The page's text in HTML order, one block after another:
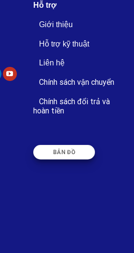
Hỗ trợ
Giới thiệu
Hỗ trợ kỹ thuật
Liên hệ
Chính sách vận chuyển
Chính sách đổi trả và
hoàn tiền
BẢN ĐỒ